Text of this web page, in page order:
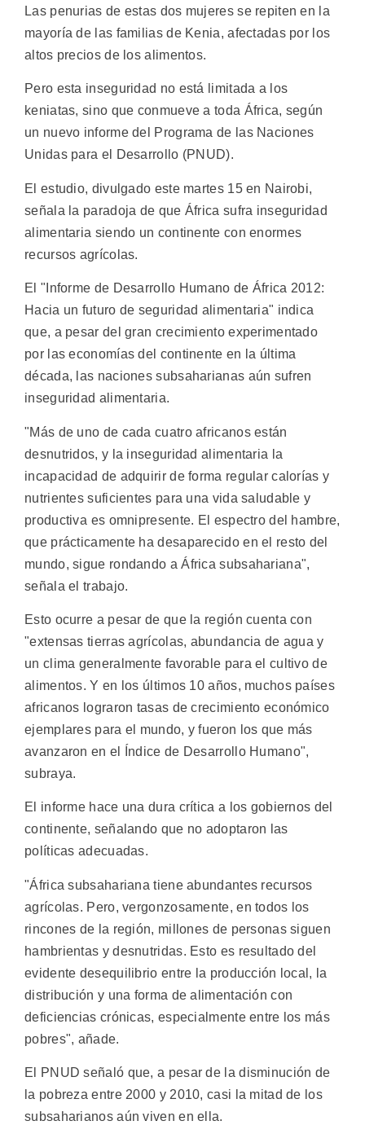
Las penurias de estas dos mujeres se repiten en la
mayoría de las familias de Kenia, afectadas por los
altos precios de los alimentos.
Pero esta inseguridad no está limitada a los
keniatas, sino que conmueve a toda África, según
un nuevo informe del Programa de las Naciones
Unidas para el Desarrollo (PNUD).
El estudio, divulgado este martes 15 en Nairobi,
señala la paradoja de que África sufra inseguridad
alimentaria siendo un continente con enormes
recursos agrícolas.
El "Informe de Desarrollo Humano de África 2012:
Hacia un futuro de seguridad alimentaria" indica
que, a pesar del gran crecimiento experimentado
por las economías del continente en la última
década, las naciones subsaharianas aún sufren
inseguridad alimentaria.
"Más de uno de cada cuatro africanos están
desnutridos, y la inseguridad alimentaria la
incapacidad de adquirir de forma regular calorías y
nutrientes suficientes para una vida saludable y
productiva es omnipresente. El espectro del hambre,
que prácticamente ha desaparecido en el resto del
mundo, sigue rondando a África subsahariana",
señala el trabajo.
Esto ocurre a pesar de que la región cuenta con
"extensas tierras agrícolas, abundancia de agua y
un clima generalmente favorable para el cultivo de
alimentos. Y en los últimos 10 años, muchos países
africanos lograron tasas de crecimiento económico
ejemplares para el mundo, y fueron los que más
avanzaron en el Índice de Desarrollo Humano",
subraya.
El informe hace una dura crítica a los gobiernos del
continente, señalando que no adoptaron las
políticas adecuadas.
"África subsahariana tiene abundantes recursos
agrícolas. Pero, vergonzosamente, en todos los
rincones de la región, millones de personas siguen
hambrientas y desnutridas. Esto es resultado del
evidente desequilibrio entre la producción local, la
distribución y una forma de alimentación con
deficiencias crónicas, especialmente entre los más
pobres", añade.
El PNUD señaló que, a pesar de la disminución de
la pobreza entre 2000 y 2010, casi la mitad de los
subsaharianos aún viven en ella.